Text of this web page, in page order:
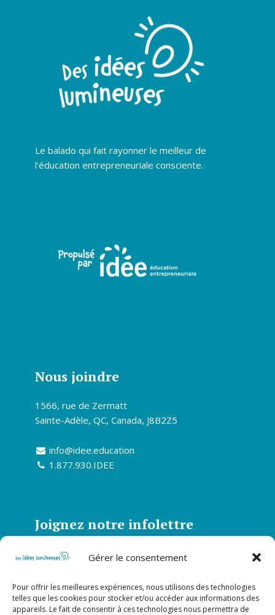
Gérer le consentement
Pour offrir les meilleures expériences, nous utilisons des technologies
telles que les cookies pour stocker et/ou accéder aux informations des
appareils. Le fait de consentir à ces technologies nous permettra de
Le balado qui fait rayonner le meilleur de
l’éducation entrepreneuriale consciente.
Nous joindre
1566, rue de Zermatt
Sainte-Adèle, QC, Canada, J8B2Z5
info@idee.education
1.877.930.IDEE
Joignez notre infolettre
Abonnez-vous à notre infolettre et soyez
S’abonner